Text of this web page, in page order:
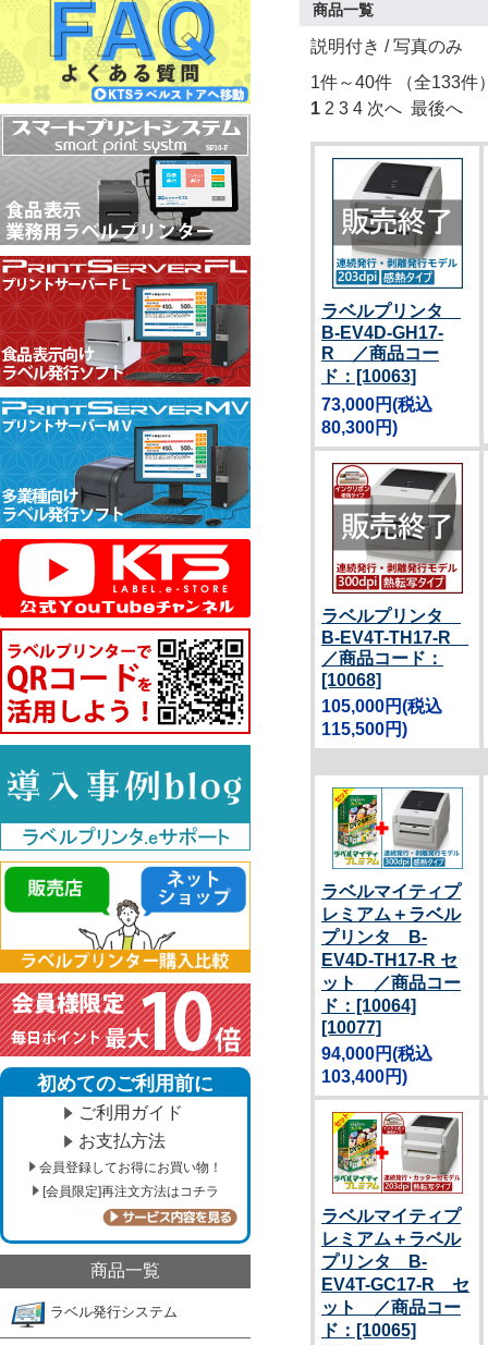
初めてのご利用前に
ご利用ガイド
お支払方法
会員登録してお得にお買い物！
[会員限定]再注文方法はコチラ
商品一覧
ラベル発行システム
商品一覧
説明付き / 写真のみ
1件～40件 （全133件
1 2 3 4 次へ 最後へ
ラベルプリンタ
B-EV4D-GH17-
R ／商品コー
ド：[10063]
73,000円(税込
80,300円)
ラベルプリンタ
B-EV4T-TH17-R
／商品コード：
[10068]
105,000円(税込
115,500円)
ラベルマイティプ
レミアム＋ラベル
プリンタ B-
EV4D-TH17-R セ
ット ／商品コー
ド：[10064]
[10077]
94,000円(税込
103,400円)
ラベルマイティプ
レミアム＋ラベル
プリンタ B-
EV4T-GC17-R セ
ット ／商品コー
ド：[10065]